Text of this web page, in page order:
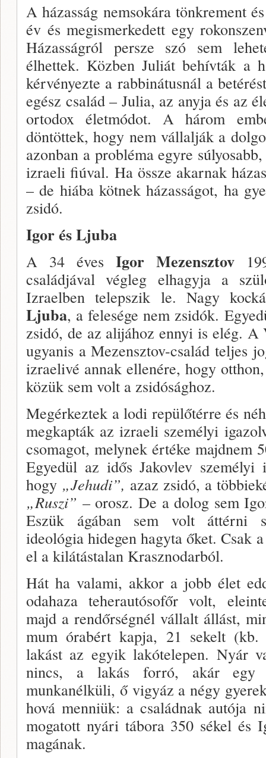
A házasság nemsokára tönkrement
év és megismerkedett egy
Házasságról persze szó sem
élhettek. Közben Juliát behívták a
kérvényezte a rabbinátusnál a
egész család – Julia, az anyja és az
ortodox életmódot. A három
döntöttek, hogy nem vállalják a
azonban a probléma egyre
izraeli fiúval. Ha össze akarnak
– de hiába kötnek házasságot, ha
zsidó.
Igor és Ljuba
A 34 éves Igor Mezensztov
családjával végleg el­hagyja a
Izraelben telepszik le. Nagy
Ljuba, a felesége nem zsidók.
zsidó, de az alijához ennyi is elég. A
ugyanis a Mezensztov-család teljes
izraelivé annak ellenére, hogy
közük sem volt a zsidósághoz.
Megérkeztek a lodi repülőtérre és
megkapták az izraeli személyi
csomagot, melynek értéke majdnem
Egyedül az idős Jakovlev személyi
hogy „Jehudi”, azaz zsidó, a
„Ruszi” – orosz. De a dolog sem
Eszük ágá­ban sem volt áttérni
ideológia hidegen hagyta őket. Csak
el a kilátástalan Krasznodarból.
Hát ha valami, akkor a jobb élet
odahaza te­herautósofőr volt,
majd a rendőrségnél vál­lalt állást,
mum órabért kapja, 21 sekelt
lakást az egyik lakótelepen. Nyár
nincs, a lakás forró, akár egy
munkanélkü­li, ő vigyáz a négy
hová menniük: a család­nak autója
mogatott nyári tábora 350 sékel és
magának.